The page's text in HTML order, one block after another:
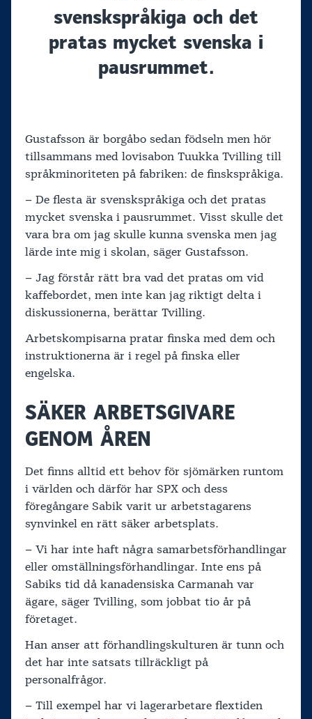
svenskspråkiga och det
pratas mycket svenska i
pausrummet.
Gustafsson är borgåbo sedan födseln men hör
tillsammans med lovisabon Tuukka Tvilling till
språkminoriteten på fabriken: de finskspråkiga.
– De flesta är svenskspråkiga och det pratas
mycket svenska i pausrummet. Visst skulle det
vara bra om jag skulle kunna svenska men jag
lärde inte mig i skolan, säger Gustafsson.
– Jag förstår rätt bra vad det pratas om vid
kaffebordet, men inte kan jag riktigt delta i
diskussionerna, berättar Tvilling.
Arbetskompisarna pratar finska med dem och
instruktionerna är i regel på finska eller
engelska.
SÄKER ARBETSGIVARE
GENOM ÅREN
Det finns alltid ett behov för sjömärken runtom
i världen och därför har SPX och dess
föregångare Sabik varit ur arbetstagarens
synvinkel en rätt säker arbetsplats.
– Vi har inte haft några samarbetsförhandlingar
eller omställningsförhandlingar. Inte ens på
Sabiks tid då kanadensiska Carmanah var
ägare, säger Tvilling, som jobbat tio år på
företaget.
Han anser att förhandlingskulturen är tunn och
det har inte satsats tillräckligt på
personalfrågor.
– Till exempel har vi lagerarbetare flextiden